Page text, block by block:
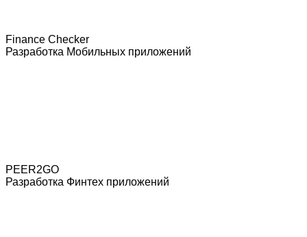
Finance Checker
Разработка Мобильных приложений
PEER2GO
Разработка Финтех приложений